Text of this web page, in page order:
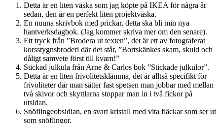
Detta är en liten väska som jag köpte på IKEA för några år
sedan, den är en perfekt liten projektväska.
En nuuna skrivbok med prickar, detta ska bli min nya
hantverksdagbok. (Jag kommer skriva mer om den senare).
Ett tryck från ”Brodera ut texten”, det är ett av fotograferat
korsstygnsbroderi där det står, ”Bortskänkes skam, skuld och
dåligt samvete först till kvarn!”
Stickad julkula från Arne & Carlos bok ”Stickade julkulor”.
Detta är en liten frivolitetsklämma, det är alltså specifikt för
frivoliteter där man sätter fast spetsen man jobbar med mellan
två skivor och skyttlarna stoppar man in i två fickor på
utsidan.
Snöflingeobsidian, en svart kristall med vita fläckar som ser ut
som snöflingor.